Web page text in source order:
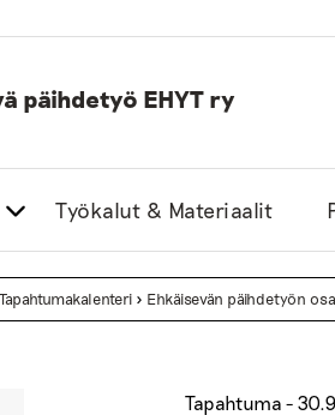
päihdetyö EHYT ry
Työkalut & Materiaalit
Tapahtumakalenteri > Ehkäisevän päihdetyön
Tapahtuma -